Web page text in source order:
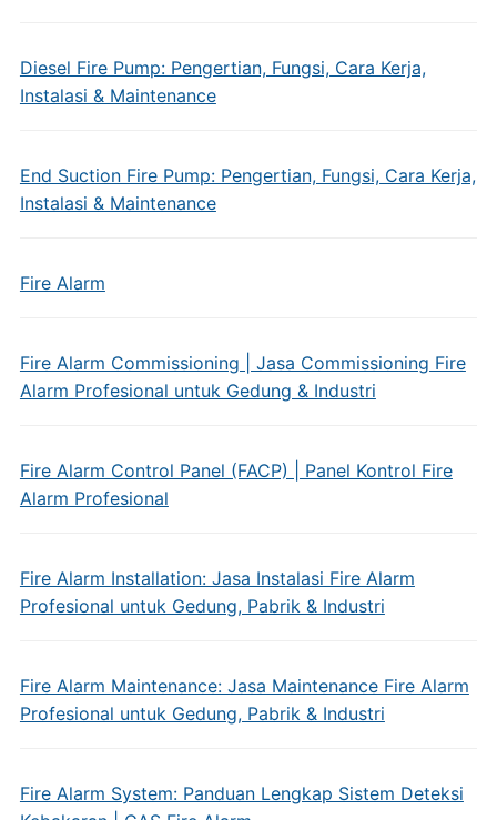
Diesel Fire Pump: Pengertian, Fungsi, Cara Kerja,
Instalasi & Maintenance
End Suction Fire Pump: Pengertian, Fungsi, Cara Kerja,
Instalasi & Maintenance
Fire Alarm
Fire Alarm Commissioning | Jasa Commissioning Fire
Alarm Profesional untuk Gedung & Industri
Fire Alarm Control Panel (FACP) | Panel Kontrol Fire
Alarm Profesional
Fire Alarm Installation: Jasa Instalasi Fire Alarm
Profesional untuk Gedung, Pabrik & Industri
Fire Alarm Maintenance: Jasa Maintenance Fire Alarm
Profesional untuk Gedung, Pabrik & Industri
Fire Alarm System: Panduan Lengkap Sistem Deteksi